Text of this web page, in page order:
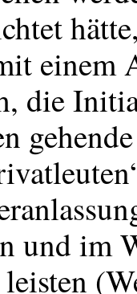
die
und im